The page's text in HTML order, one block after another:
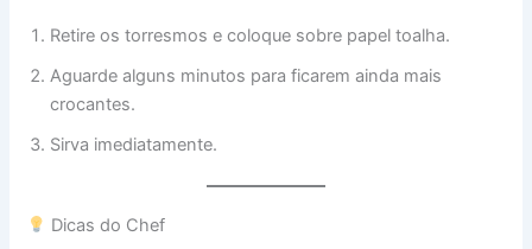
Retire os torresmos e coloque sobre papel toalha.
Aguarde alguns minutos para ficarem ainda mais
crocantes.
Sirva imediatamente.
Dicas do Chef